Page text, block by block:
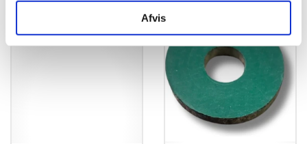
Afvis